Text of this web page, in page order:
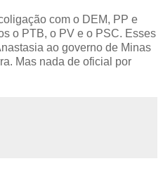
com o DEM, PP e
o PTB, o PV e o PSC. Esses
ao governo de Minas
Mas nada de oficial por